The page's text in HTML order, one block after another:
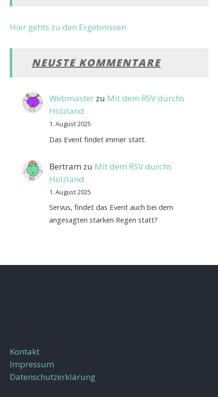
Hier gehts zu den Ergebnissen
NEUSTE KOMMENTARE
Webmasterzu Mit dem RSV durchs
Holzland
1. August 2025
Das Event findet immer statt.
Bertram zu Mit dem RSV durchs
Holzland
1. August 2025
Servus, findet das Event auch bei dem
angesagten starken Regen statt?
Kontakt
Impressum
Datenschutzerklärung